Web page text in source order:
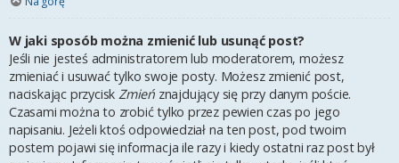
W jaki sposób można zmienić lub usunąć post?
Jeśli nie jesteś administratorem lub moderatorem, możesz
zmieniać i usuwać tylko swoje posty. Możesz zmienić post,
naciskając przycisk Zmień znajdujący się przy danym poście.
Czasami można to zrobić tylko przez pewien czas po jego
napisaniu. Jeżeli ktoś odpowiedział na ten post, pod twoim
postem pojawi się informacja ile razy i kiedy ostatni raz post był